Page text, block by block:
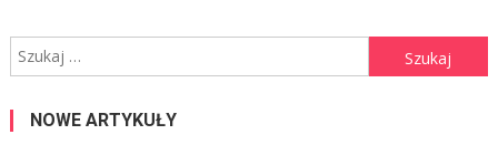
Szukaj:
NOWE ARTYKUŁY